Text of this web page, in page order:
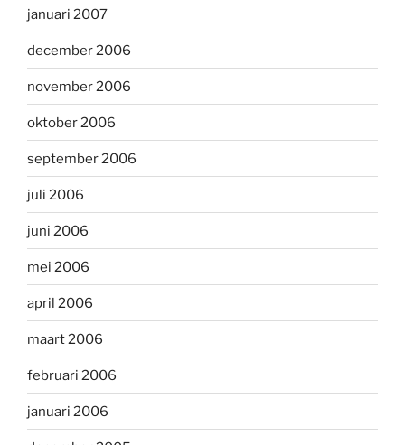
januari 2007
december 2006
november 2006
oktober 2006
september 2006
juli 2006
juni 2006
mei 2006
april 2006
maart 2006
februari 2006
januari 2006